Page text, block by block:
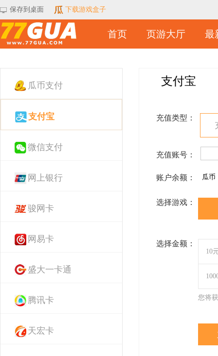
保存到桌面 下载游戏盒子
首页 页游大厅 最
瓜币支付
支付宝
微信支付
网上银行
骏网卡
网易卡
盛大一卡通
腾讯卡
天宏卡
支付宝
充值类型：
充值账号：
账户余额： 瓜币
选择游戏：
选择金额：
10
您将